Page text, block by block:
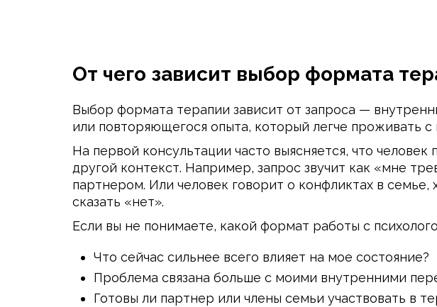
От чего зависит выбор формата
Выбор формата терапии зависит от запроса —
или повторяющегося опыта, который легче проживать
На первой консультации часто выясняется, что
другой контекст. Например, запрос звучит как «мне
партнером. Или человек говорит о конфликтах в
сказать «нет».
Если вы не понимаете, какой формат работы с
Что сейчас сильнее всего влияет на мое состояние?
Проблема связана больше с моими внутренними
Готовы ли партнер или члены семьи участвовать в